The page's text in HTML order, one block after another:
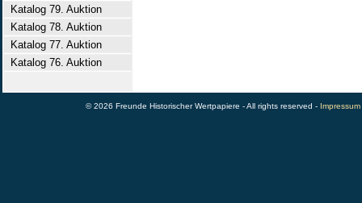
Katalog 79. Auktion
Katalog 78. Auktion
Katalog 77. Auktion
Katalog 76. Auktion
© 2026 Freunde Historischer Wertpapiere - All rights reserved - Impressum